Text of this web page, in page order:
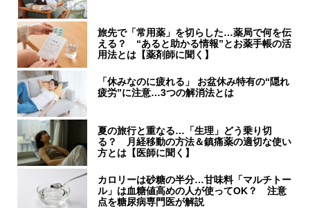
旅先で「常用薬」を切らした…薬局で何を伝
える？ “あると助かる情報”とお薬手帳の活
用法とは【薬剤師に聞く】
「休みなのに疲れる」 お盆休み特有の“隠れ
疲労”に注意…3つの解消法とは
夏の旅行と重なる…「生理」どう乗り切
る？ 月経移動の方法＆鎮痛薬の適切な使い
方とは【医師に聞く】
カロリーは砂糖の半分…甘味料「マルチトー
ル」は血糖値高めの人が使ってOK？ 注意
点を糖尿病専門医が解説